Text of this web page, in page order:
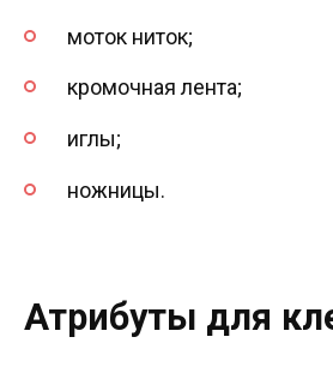
моток ниток;
кромочная лента;
иглы;
ножницы.
Атрибуты для